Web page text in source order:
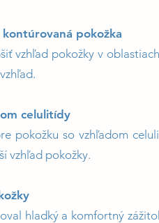
pokožka
vzhľad pokožky v
celulitídy
pokožku so vzhľadom
vzhľad pokožky.
hladký a komfortný